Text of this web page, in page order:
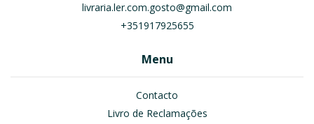
livraria.ler.com.gosto@gmail.com
+351917925655
Menu
Contacto
Livro de Reclamações